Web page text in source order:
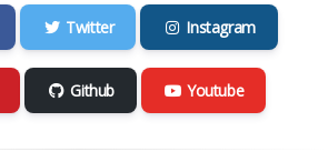
Twitter Instagram
Github Youtube